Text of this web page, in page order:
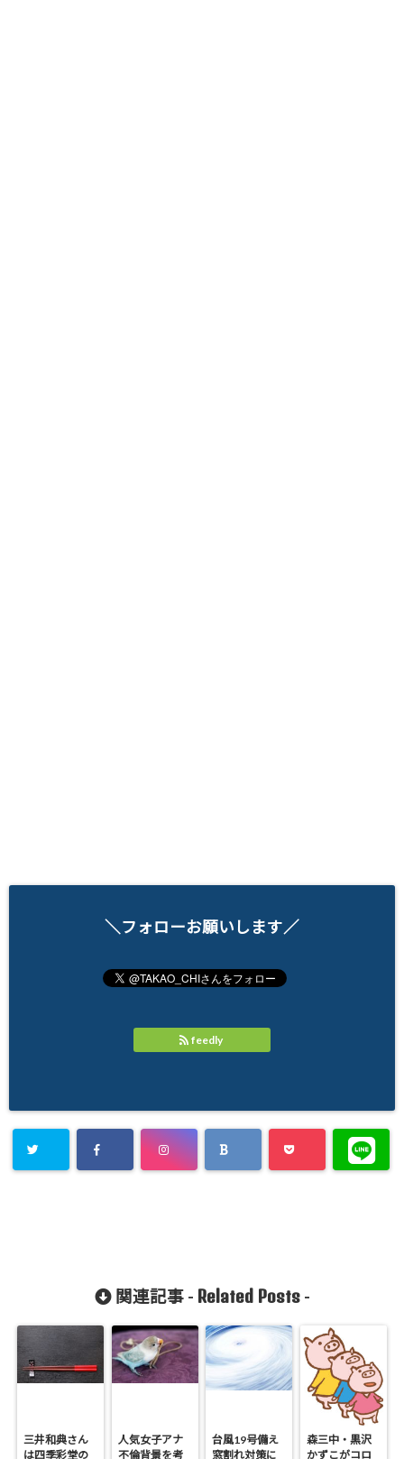
＼フォローお願いします／
feedly
関連記事 - Related Posts-
三井和典さん
は四季彩堂の
人気女子アナ
不倫背景を考
台風19号備え
窓割れ対策に
森三中・黒沢
かずこがコロ